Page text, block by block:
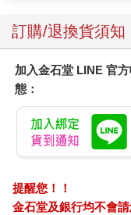
訂購/退換貨須知
加入金石堂 LINE 官
態：
提醒您！！
金石堂及銀行均不會